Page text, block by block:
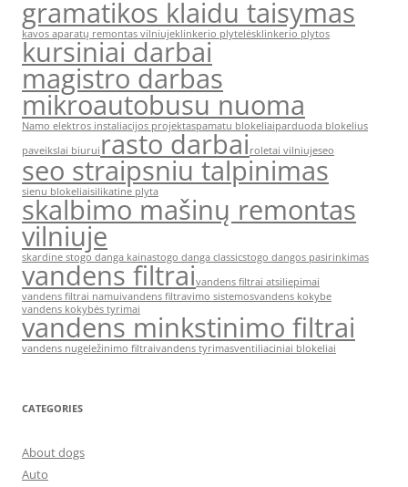
gramatikos klaidu taisymas
kavos aparatų remontas vilniujeklinkerio plytelėsklinkerio plytos
kursiniai darbai
magistro darbas
mikroautobusu nuoma
Namo elektros instaliacijos projektaspamatu blokeliaiparduoda blokelius
paveikslai biurui rasto darbai roletai vilniujeseo
seo straipsniu talpinimas
sienu blokeliaisilikatine plyta
skalbimo mašinų remontas
vilniuje
skardine stogo danga kainastogo danga classicstogo dangos pasirinkimas
vandens filtraivandens filtrai atsiliepimai
vandens filtrai namuivandens filtravimo sistemosvandens kokybe
vandens kokybės tyrimai
vandens minkstinimo filtrai
vandens nugeležinimo filtraivandens tyrimasventiliaciniai blokeliai
CATEGORIES
About dogs
Auto